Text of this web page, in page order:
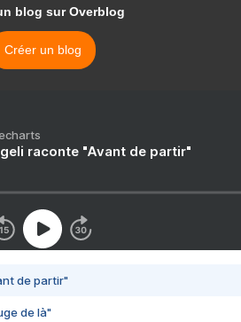
blog sur Overblog
Créer un blog
raconte "Avant de partir"
de partir"
de là"